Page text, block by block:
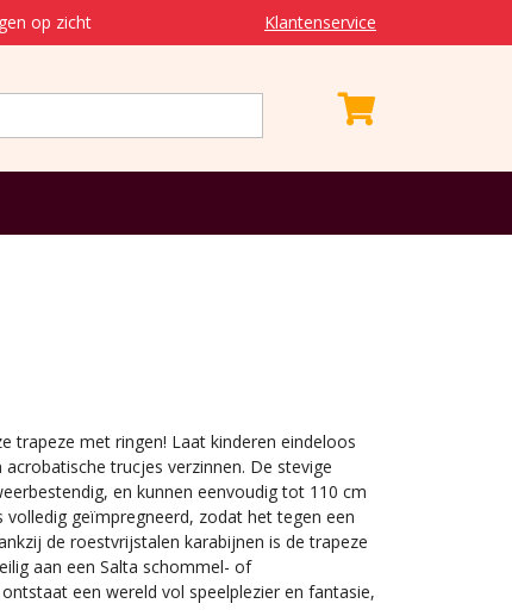
op zicht Klantenservice
trapeze met ringen! Laat kinderen eindeloos
trucjes verzinnen. De stevige
en kunnen eenvoudig tot 110 cm
geïmpregneerd, zodat het tegen een
de roestvrijstalen karabijnen is de trapeze
aan een Salta schommel- of
een wereld vol speelplezier en fantasie,